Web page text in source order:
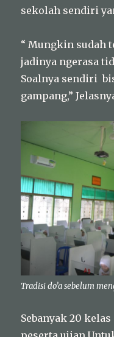
sekolah sendiri
“ Mungkin sudah
jadinya ngerasa
Soalnya sendiri
gampang,”
Tradisi do’a sebelum
Sebanyak 20